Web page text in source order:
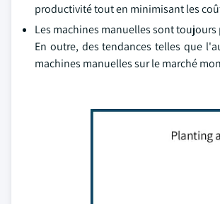
productivité tout en minimisant les
Les machines manuelles sont
En outre, des tendances telles que
machines manuelles sur le marché